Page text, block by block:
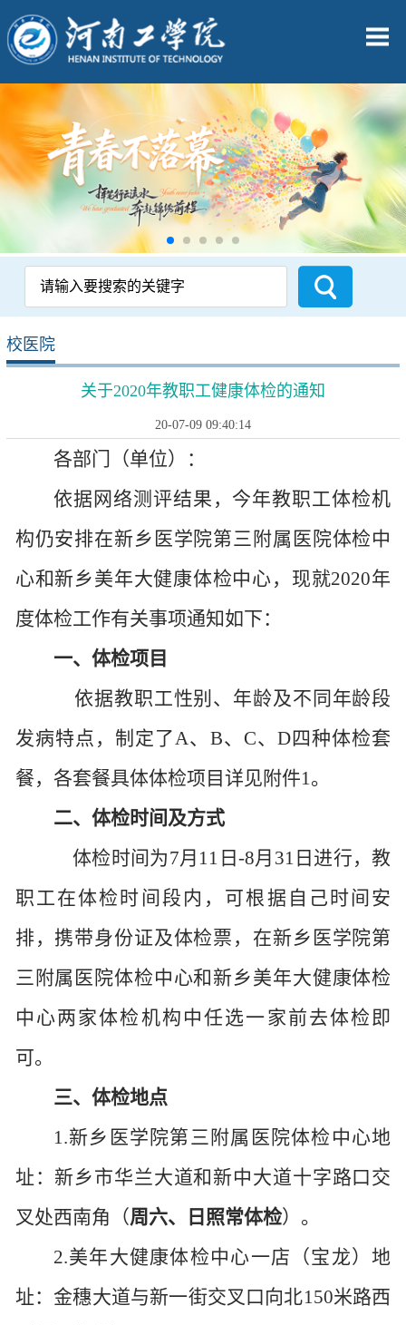
校医院
关于2020年教职工健康体检的通知
20-07-09 09:40:14
各部门（单位）：
依据网络测评结果，今年教职工体检机
构仍安排在新乡医学院第三附属医院体检中
心和新乡美年大健康体检中心，现就2020年
度体检工作有关事项通知如下：
一、 体检项目
依据教职工性别、年龄及不同年龄段
发病特点，制定了A、B、C、D四种体检套
餐，各套餐具体体检项目详见附件1。
二、 体检时间及方式
体检时间为7月11日-8月31日进行，教
职工在体检时间段内，可根据自己时间安
排，携带身份证及体检票，在新乡医学院第
三附属医院体检中心和新乡美年大健康体检
中心两家体检机构中任选一家前去体检即
可。
三、 体检地点
1.新乡医学院第三附属医院体检中心地
址：新乡市华兰大道和新中大道十字路口交
叉处西南角（周六、日照常体检）。
2.美年大健康体检中心一店（宝龙）地
址：金穗大道与新一街交叉口向北150米路西